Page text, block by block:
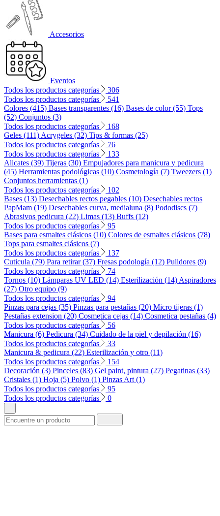
Accesorios
Eventos
Todos los productos categorías
306
Todos los productos categorías
541
Colores (415) Bases transparentes (16) Bases de color (55) Tops
(52) Conjuntos (3)
Todos los productos categorías
168
Geles (111) Acrygeles (32) Tips & formas (25)
Todos los productos categorías
76
Todos los productos categorías
133
Alicates (39) Tijeras (30) Empujadores para manicura y pedicura
(45) Herramientas podológicas (10) Cosmetología (7) Tweezers (1)
Conjuntos herramientas (1)
Todos los productos categorías
102
Bases (13) Desechables rectos pegables (10) Desechables rectos
PapMam (19) Desechables curva, medialuna (8) Pododiscs (7)
Abrasivos pedicura (22) Limas (13) Buffs (12)
Todos los productos categorías
95
Bases para esmaltes clásicos (10) Colores de esmaltes clásicos (78)
Tops para esmaltes clásicos (7)
Todos los productos categorías
137
Cuticula (79) Para retirar (37) Fresas podología (12) Pulidores (9)
Todos los productos categorías
74
Tornos (10) Lámparas UV LED (14) Esterilización (14) Aspiradores
(27) Otro equipo (9)
Todos los productos categorías
94
Pinzas para cejas (35) Pinzas para pestañas (20) Micro tijeras (1)
Pestañas extension (20) Cosmetica cejas (14) Cosmetica pestañas (4)
Todos los productos categorías
56
Manicura (6) Pedicura (34) Cuidado de la piel y depilación (16)
Todos los productos categorías
33
Manicura & pedicura (22) Esterilización y otro (11)
Todos los productos categorías
154
Decoración (3) Pinceles (83) Gel paint, pintura (27) Pegatinas (33)
Cristales (1) Hoja (5) Polvo (1) Pinzas Art (1)
Todos los productos categorías
95
Todos los productos categorías
0